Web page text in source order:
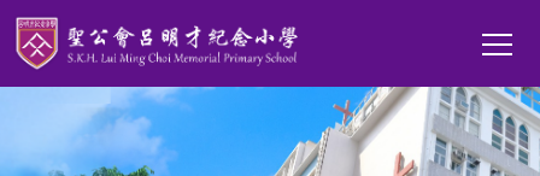
移至主內容
Main